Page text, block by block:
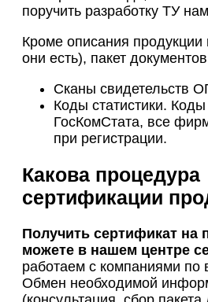
поручить разработку ТУ
Кроме описания продукции
они есть), пакет
Сканы свидетельств
Коды статистики.
ГосКомСтата, все
при регистрации.
Какова процедура
сертификации
Получить сертификат
можете в нашем центре
работаем с компаниями по
Обмен необходимой